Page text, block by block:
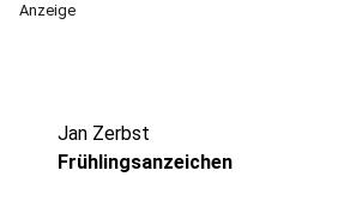
Anzeige
Jan Zerbst
Frühlingsanzeichen